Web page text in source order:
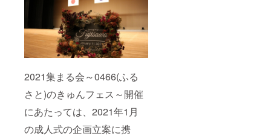
2021集まる会～0466(ふる
さと)のきゅんフェス～開催
にあたっては、2021年1月
の成人式の企画立案に携